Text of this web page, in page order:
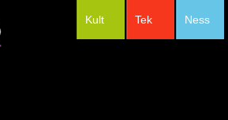
Ness
Tek
Kult